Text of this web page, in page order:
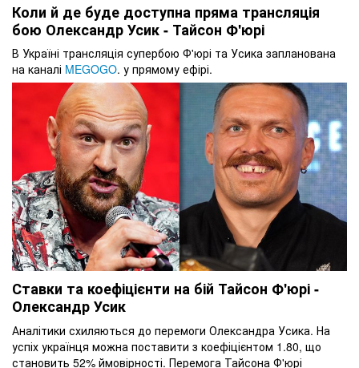
Коли й де буде доступна пряма трансляція
бою Олександр Усик - Тайсон Ф'юрі
В Україні трансляція супербою Ф'юрі та Усика запланована
на каналі MEGOGO. у прямому ефірі.
Ставки та коефіцієнти на бій Тайсон Ф'юрі -
Олександр Усик
Аналітики схиляються до перемоги Олександра Усика. На
успіх українця можна поставити з коефіцієнтом 1.80, що
становить 52% ймовірності. Перемога Тайсона Ф'юрі